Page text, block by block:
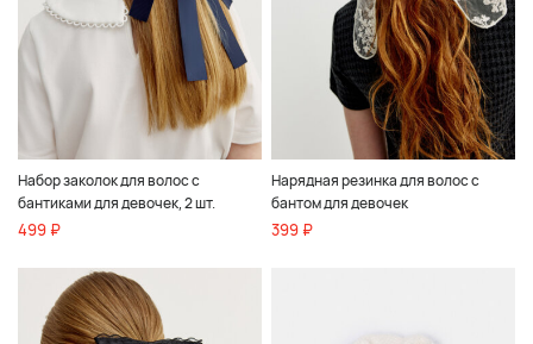
Набор заколок для волос с
бантиками для девочек, 2 шт.
499 ₽
Нарядная резинка для волос с
бантом для девочек
399 ₽